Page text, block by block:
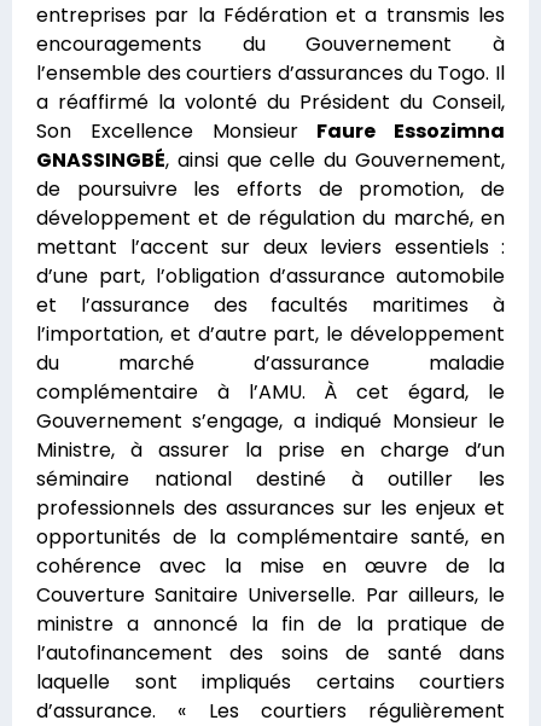
entreprises par la Fédération et a transmis les
encouragements du Gouvernement à
l’ensemble des courtiers d’assurances du Togo. Il
a réaffirmé la volonté du Président du Conseil,
Son Excellence Monsieur Faure Essozimna
GNASSINGBÉ, ainsi que celle du Gouvernement,
de poursuivre les efforts de promotion, de
développement et de régulation du marché, en
mettant l’accent sur deux leviers essentiels :
d’une part, l’obligation d’assurance automobile
et l’assurance des facultés maritimes à
l’importation, et d’autre part, le développement
du marché d’assurance maladie
complémentaire à l’AMU. À cet égard, le
Gouvernement s’engage, a indiqué Monsieur le
Ministre, à assurer la prise en charge d’un
séminaire national destiné à outiller les
professionnels des assurances sur les enjeux et
opportunités de la complémentaire santé, en
cohérence avec la mise en œuvre de la
Couverture Sanitaire Universelle. Par ailleurs, le
ministre a annoncé la fin de la pratique de
l’autofinancement des soins de santé dans
laquelle sont impliqués certains courtiers
d’assurance. « Les courtiers régulièrement